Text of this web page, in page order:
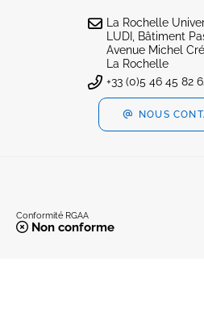
La Rochelle
LUDI, Bâtiment
Avenue Michel
La Rochelle
+33 (0)5 46 45 82
NOUS
Conformité RGAA
Non conforme